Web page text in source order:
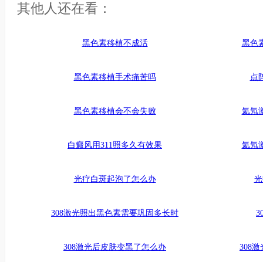
其他人还在看：
黑色素移植不成活 黑色
黑色素移植手术痛苦吗 点
黑色素移植会不会失败 氦氖
白癜风用311照多久有效果 氦氖
光疗白斑起泡了怎么办
308激光照出黑色素需要巩固多长时
308激光后皮肤变黑了怎么办 308激